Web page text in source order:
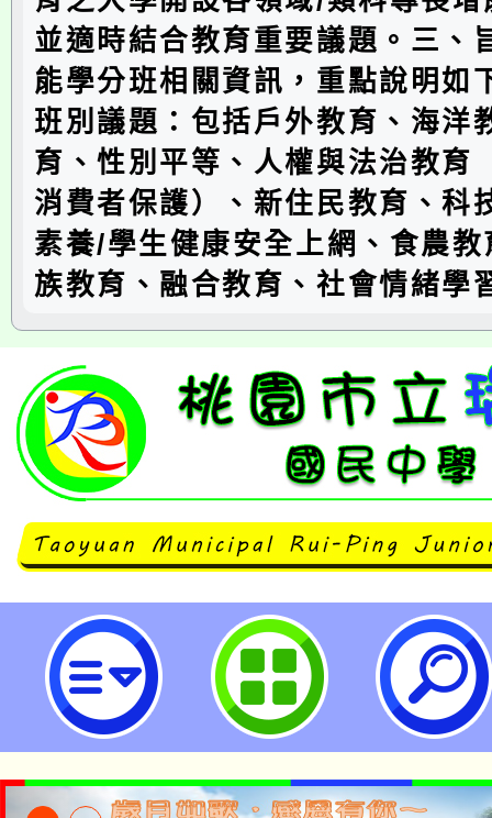
並適時結合教育重要議題。三、
能學分班相關資訊，重點說明如
班別議題：包括戶外教育、海洋
育、性別平等、人權與法治教育
消費者保護）、新住民教育、科
素養/學生健康安全上網、食農
族教育、融合教育、社會情緒學
「114年教師在職進修專長議題增
開課相關資訊-桃園市立瑞坪國民中